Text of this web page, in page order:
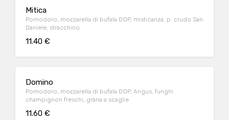
Mitica
Pomodoro, mozzarella di bufala DOP, misticanza, p. crudo San
Daniele, stracchino
11.40 €
Domino
Pomodoro, mozzarella di bufala DOP, Angus, funghi
champignon freschi, grana a scaglie
11.60 €